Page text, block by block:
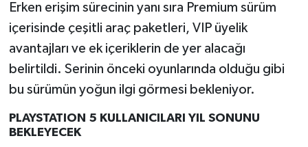
Erken erişim sürecinin yanı sıra Premium sürüm
içerisinde çeşitli araç paketleri, VIP üyelik
avantajları ve ek içeriklerin de yer alacağı
belirtildi. Serinin önceki oyunlarında olduğu gibi
bu sürümün yoğun ilgi görmesi bekleniyor.
PLAYSTATION 5 KULLANICILARI YIL SONUNU
BEKLEYECEK